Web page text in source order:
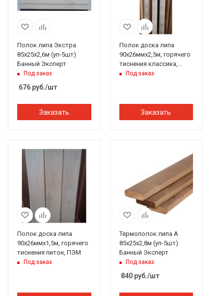
Полок липа Экстра
85х25х2,6м (уп-5шт)
Банный Эксперт
Под заказ
676 руб./шт
Заказать
Полок доска липа
90х26ммх2,5м, горячего
тиснения классика,
ПЭМПод заказ
Заказать
Полок доска липа
90х26ммх1,5м, горячего
тиснения питон, ПЭМ
Под заказ
Термополок липа А
85х25х2,8м (уп-5шт)
Банный Эксперт
Под заказ
840руб./шт